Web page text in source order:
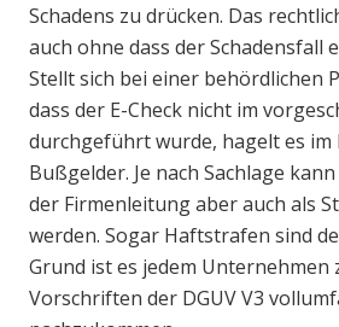
Schadens zu drücken. Das
auch ohne dass der Schadensfall
Stellt sich bei einer behördlichen
dass der E-Check nicht im
durchgeführt wurde, hagelt es im
Bußgelder. Je nach Sachlage
der Firmenleitung aber auch als
werden. Sogar Haftstrafen sind
Grund ist es jedem Unternehmen
Vorschriften der DGUV V3